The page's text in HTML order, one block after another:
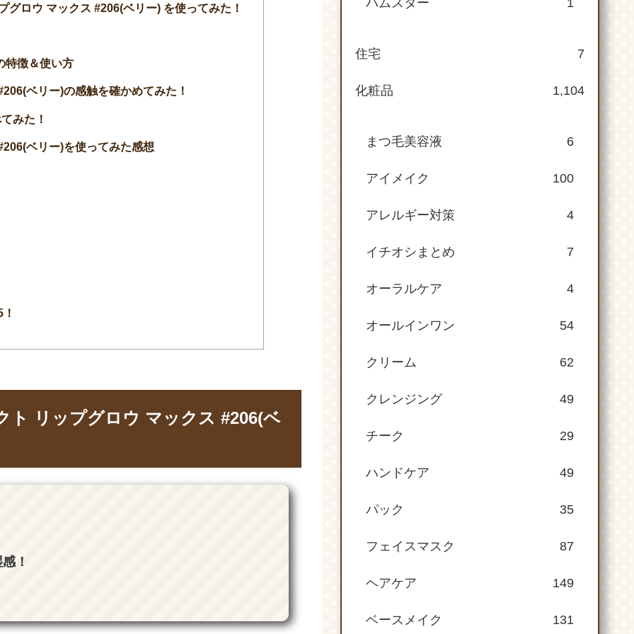
グロウ マックス #206(ベリー) を使ってみた！
特徴＆使い方
ベリー)の感触を確かめてみた！
みた！
ベリー)を使ってみた感想
ト リップグロウ マックス #206(ベ
！
ハムスター 1
住宅 7
化粧品 1,104
まつ毛美容液 6
アイメイク 100
アレルギー対策 4
イチオシまとめ 7
オーラルケア 4
オールインワン 54
クリーム 62
クレンジング 49
チーク 29
ハンドケア 49
パック 35
フェイスマスク 87
ヘアケア 149
ベースメイク 131